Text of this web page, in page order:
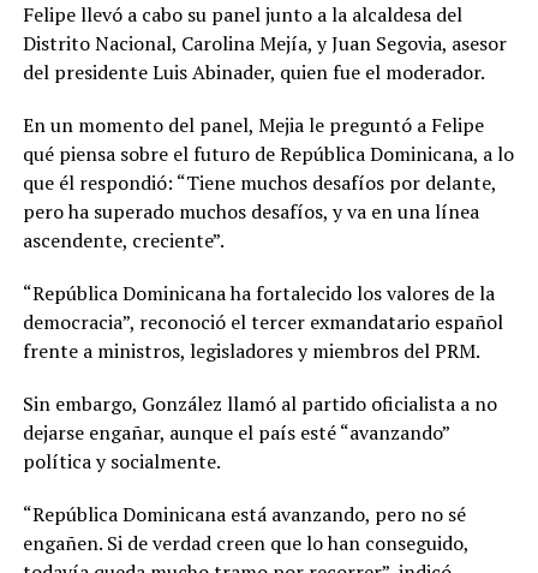
Felipe llevó a cabo su panel junto a la alcaldesa del
Distrito Nacional, Carolina Mejía, y Juan Segovia, asesor
del presidente Luis Abinader, quien fue el moderador.
En un momento del panel, Mejia le preguntó a Felipe
qué piensa sobre el futuro de República Dominicana, a lo
que él respondió: “Tiene muchos desafíos por delante,
pero ha superado muchos desafíos, y va en una línea
ascendente, creciente”.
“República Dominicana ha fortalecido los valores de la
democracia”, reconoció el tercer exmandatario español
frente a ministros, legisladores y miembros del PRM.
Sin embargo, González llamó al partido oficialista a no
dejarse engañar, aunque el país esté “avanzando”
política y socialmente.
“República Dominicana está avanzando, pero no sé
engañen. Si de verdad creen que lo han conseguido,